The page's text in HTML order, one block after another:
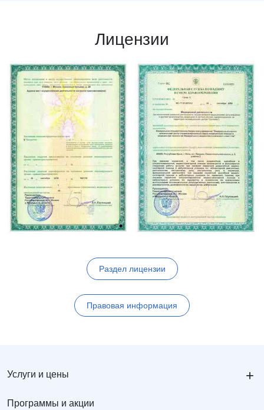
Лицензии
Раздел лицензии
Правовая информация
Услуги и цены +
Программы и акции